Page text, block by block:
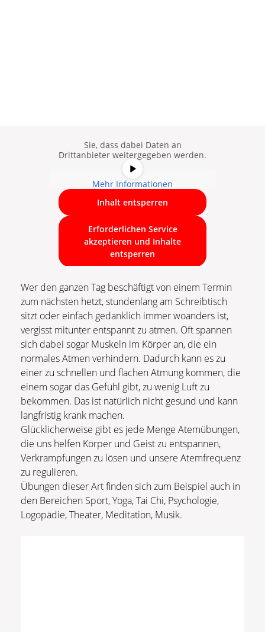
Sie, dass dabei Daten an
Drittanbieter weitergegeben werden.
Mehr Informationen
Inhalt entsperren
Erforderlichen Service
akzeptieren und Inhalte
entsperren
Wer den ganzen Tag beschäftigt von einem Termin
zum nächsten hetzt, stundenlang am Schreibtisch
sitzt oder einfach gedanklich immer woanders ist,
vergisst mitunter entspannt zu atmen. Oft spannen
sich dabei sogar Muskeln im Körper an, die ein
normales Atmen verhindern. Dadurch kann es zu
einer zu schnellen und flachen Atmung kommen, die
einem sogar das Gefühl gibt, zu wenig Luft zu
bekommen. Das ist natürlich nicht gesund und kann
langfristig krank machen.
Glücklicherweise gibt es jede Menge Atemübungen,
die uns helfen Körper und Geist zu entspannen,
Verkrampfungen zu lösen und unsere Atemfrequenz
zu regulieren.
Übungen dieser Art finden sich zum Beispiel auch in
den Bereichen Sport, Yoga, Tai Chi, Psychologie,
Logopädie, Theater, Meditation, Musik.